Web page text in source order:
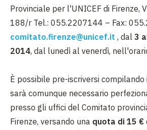
Provinciale per l'UNICEF di Firenze,
188/r Tel.: 055.2207144 – Fax:
comitato.firenze@unicef.it , dal 3
2014, dal lunedì al venerdì,
È possibile pre-iscriversi compilando
sarà comunque necessario
presso gli uffici del Comitato
Firenze, versando una quota di 15 €